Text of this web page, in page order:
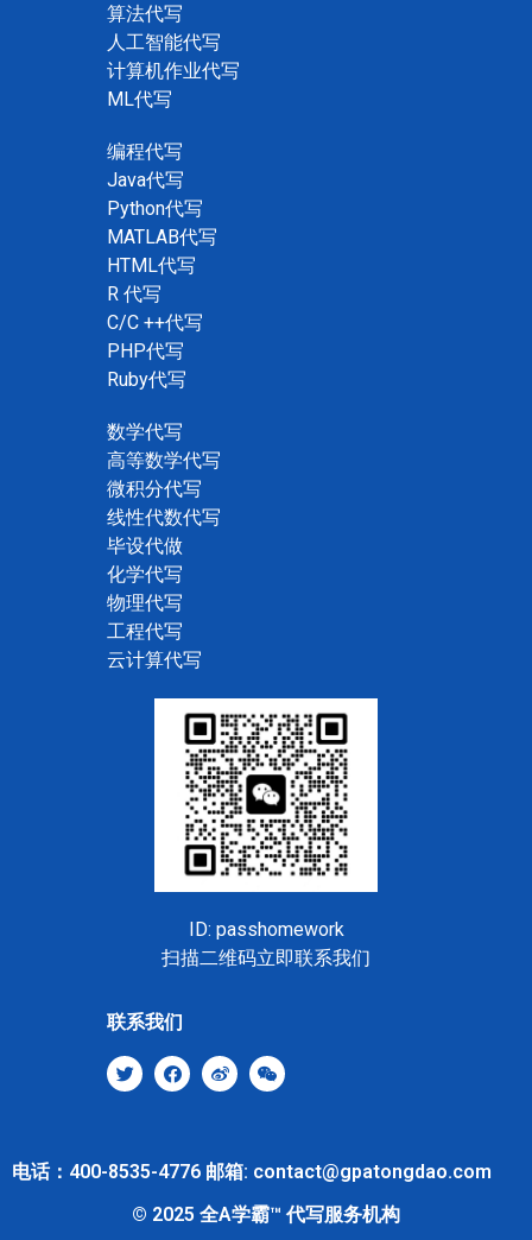
算法代写
人工智能代写
计算机作业代写
ML代写
编程代写
Java代写
Python代写
MATLAB代写
HTML代写
R 代写
C/C ++代写
PHP代写
Ruby代写
数学代写
高等数学代写
微积分代写
线性代数代写
毕设代做
化学代写
物理代写
工程代写
云计算代写
ID: passhomework
扫描二维码立即联系我们
联系我们
电话：400-8535-4776 邮箱: contact@gpatongdao.com
© 2025 全A学霸™ 代写服务机构